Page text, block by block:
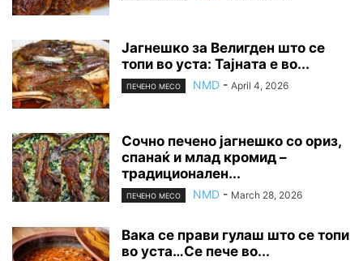
Јагнешко за Велигден што се
топи во уста: Тајната е во...
ПЕЧЕНО МЕСО NMD - April 4, 2026
Сочно печено јагнешко со ориз,
спанаќ и млад кромид –
традиционален...
ПЕЧЕНО МЕСО NMD - March 28, 2026
Вака се прави гулаш што се топи
во уста…Се пече во...